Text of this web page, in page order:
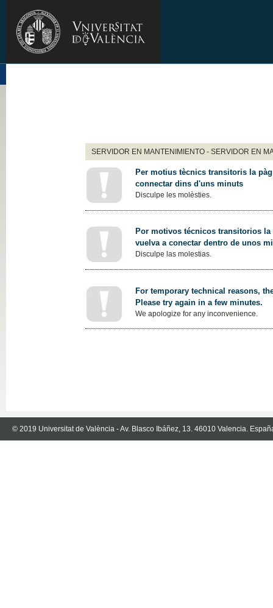
SERVIDOR EN MANTENIMIENTO - SERVIDOR EN
Per motius tècnics transitoris la
connectar dins d'uns minuts
Disculpe les molèsties.
Por motivos técnicos transitorios
vuelva a conectar dentro de unos
Disculpe las molestias.
For temporary technical reasons,
Please try again in a few minutes.
We apologize for any inconvenience.
© 2019 Universitat de València - Av. Blasco Ibáñez, 13. 46010 Valencia.